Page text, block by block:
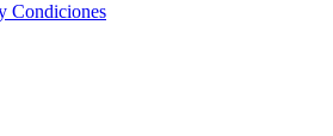
Condiciones